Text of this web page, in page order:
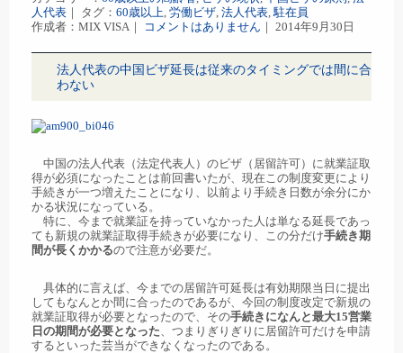
人代表 ｜ タグ： 60歳以上, 労働ビザ, 法人代表,駐在員
作成者：MIX VISA｜
コメントはありません ｜ 2014年9月30日
法人代表の中国ビザ延長は従来のタイミングでは間に合
わない
中国の法人代表（法定代表人）のビザ（居留許可）に就業証取
得が必須になったことは前回書いたが、現在この制度変更により
手続きが一つ増えたことになり、以前より手続き日数が余分にか
かる状況になっている。
特に、今まで就業証を持っていなかった人は単なる延長であっ
ても新規の就業証取得手続きが必要になり、この分だけ手続き期
間が長くかかるので注意が必要だ。
具体的に言えば、今までの居留許可延長は有効期限当日に提出
してもなんとか間に合ったのであるが、今回の制度改定で新規の
就業証取得が必要となったので、その手続きになんと最大15営業
日の期間が必要となった 、つまりぎりぎりに居留許可だけを申請
するといった芸当ができなくなったのである。